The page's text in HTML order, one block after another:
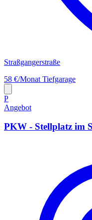
Straßgangerstraße
58 €/Monat Tiefgarage
P
Angebot
PKW - Stellplatz im